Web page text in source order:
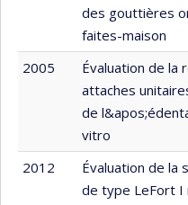
des gouttières
faites-maison
2005
Évaluation de
attaches
de
vitro
2012
Évaluation de la
de type LeFort I